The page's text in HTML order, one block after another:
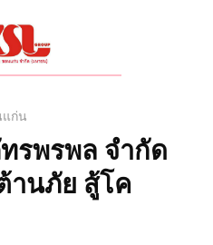
แก่น
รพรพล จำกัด
านภัย สู้โค